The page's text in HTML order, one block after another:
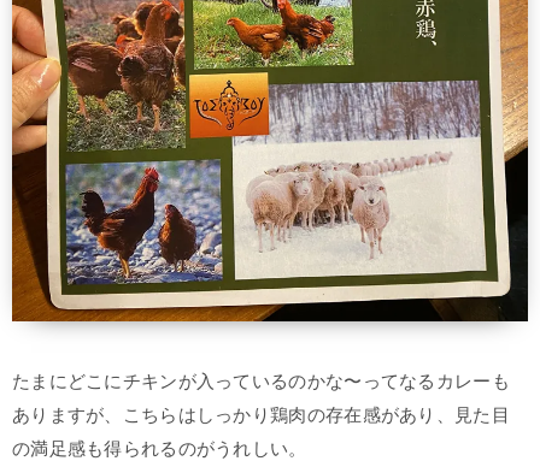
たまにどこにチキンが入っているのかな〜ってなるカレーも
ありますが、こちらはしっかり鶏肉の存在感があり、見た目
の満足感も得られるのがうれしい。